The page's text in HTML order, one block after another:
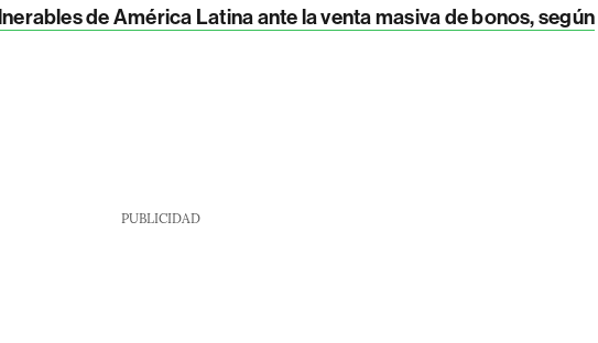
de América Latina ante la venta masiva de bonos, según
PUBLICIDAD